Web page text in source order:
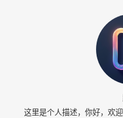
这里是个人描述，你好，欢